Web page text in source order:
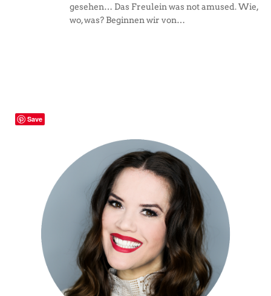
gesehen… Das Freulein was not amused. Wie,
wo, was? Beginnen wir von…
Save